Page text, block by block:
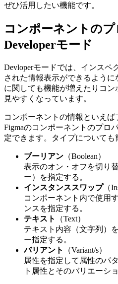
ぜひ活用したい機能です。
コンポーネントのプ
Developerモード
Devloperモードでは、インスペ
された情報表示ができるよう
に関しても機能が増えたりコ
見やすくなっています。
コンポーネントの情報といえば
Figmaのコンポーネントのプロ
定できます。タイプについても
ブーリアン （Boolean）
表示のオン・オフを切り
ー）を指定する。
インスタンススワップ（
コンポーネント内で使用
ンスを指定する。
テキスト
（Text）
テキスト内容（文字列）
ー指定する。
バリアント
（Variant/s）
属性を指定して属性のパ
ト属性とそのバリエーシ